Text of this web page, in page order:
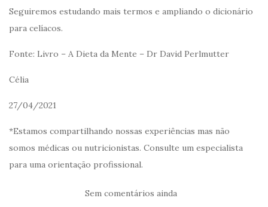
Seguiremos estudando mais termos e ampliando o dicionário
para celíacos.
Fonte: Livro – A Dieta da Mente – Dr David Perlmutter
Célia
27/04/2021
*Estamos compartilhando nossas experiências mas não
somos médicas ou nutricionistas. Consulte um especialista
para uma orientação profissional.
Sem comentários ainda